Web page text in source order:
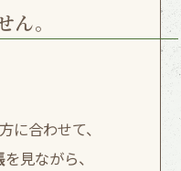
ん。
に合わせて、
を見ながら、